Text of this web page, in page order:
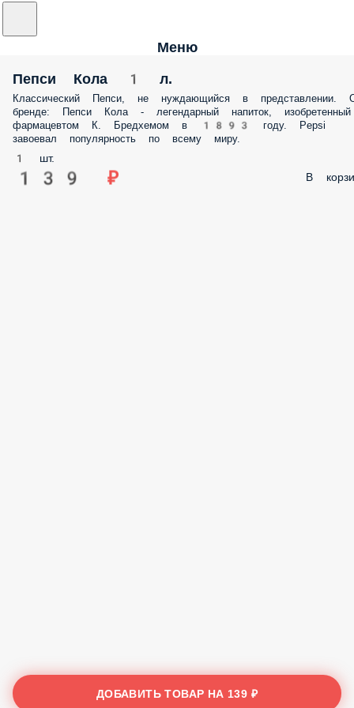
Меню
Пепси Кола 1 л.
Классический Пепси, не нуждающийся в представлении. О бренде:
Пепси Кола - легендарный напиток, изобретенный фармацевтом К.
Бредхемом в 1893 году. Pepsi завоевал популярность по всему миру.
1 шт.
139 ₽
ДОБАВИТЬ ТОВАР НА 139 ₽